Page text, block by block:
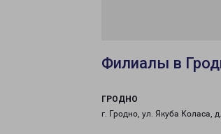
Филиалы в
ГРОДНО
г. Гродно, ул. Якуба Коласа,